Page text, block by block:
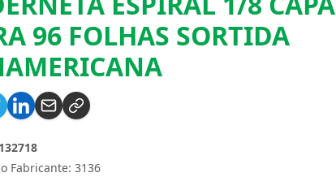
96 FOLHAS SORTIDA
Fabricante: 3136